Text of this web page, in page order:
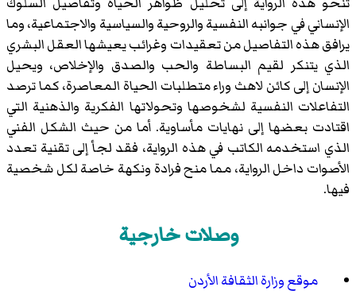
الإنساني في جوانبه النفسية والروحية والسياسية والاجتماعية، وما
يرافق هذه التفاصيل من تعقيدات وغرائب يعيشها العقل البشري
الذي يتنكر لقيم البساطة والحب والصدق والإخلاص، ويحيل
الإنسان إلى كائن لاهث وراء متطلبات الحياة المعاصرة، كما ترصد
التفاعلات النفسية لشخوصها وتحولاتها الفكرية والذهنية التي
اقتادت بعضها إلى نهايات مأساوية. أما من حيث الشكل الفني
الذي استخدمه الكاتب في هذه الرواية، فقد لجأ إلى تقنية تعدد
الأصوات داخل الرواية، مما منح فرادة ونكهة خاصة لكل شخصية
فيها.
وصلات خارجية
موقع وزارة الثقافة الأردن